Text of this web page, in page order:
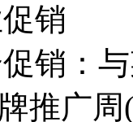
销
：与
推广